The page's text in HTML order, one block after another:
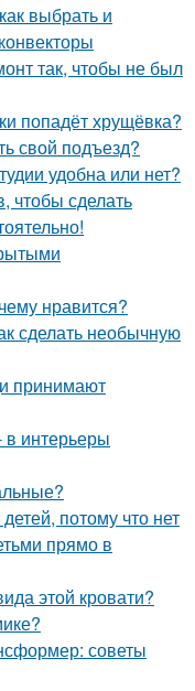
выбрать и
так, чтобы не был
попадёт хрущёвка?
свой подъезд?
удобна или нет?
чтобы сделать
нравится?
сделать необычную
принимают
интерьеры
потому что нет
прямо в
этой кровати?
советы